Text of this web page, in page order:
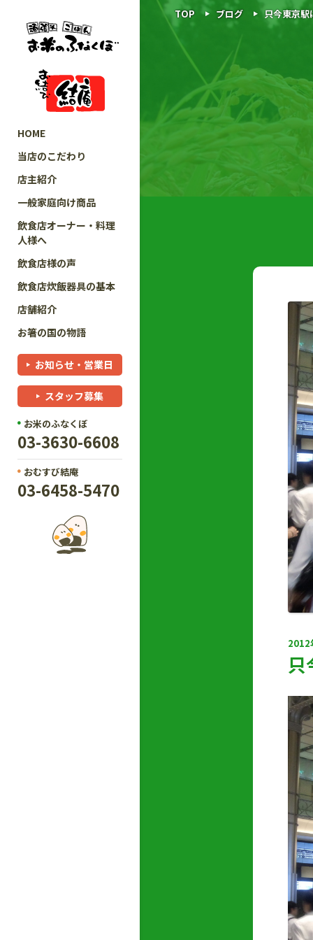
HOME
当店のこだわり
店主紹介
一般家庭向け商品
飲食店オーナー・料理
人様へ
飲食店様の声
飲食店炊飯器具の基本
店舗紹介
お箸の国の物語
お知らせ・営業日
スタッフ募集
お米のふなくぼ
03-3630-6608
おむすび結庵
03-6458-5470
TOP ブログ 只今東京駅
2012
只